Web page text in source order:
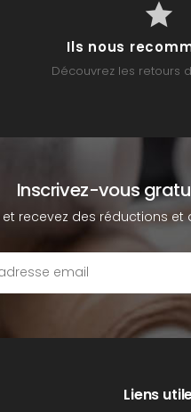
Ils nous
Découvrez les retours
Inscrivez-vous
et recevez des réductions
Liens